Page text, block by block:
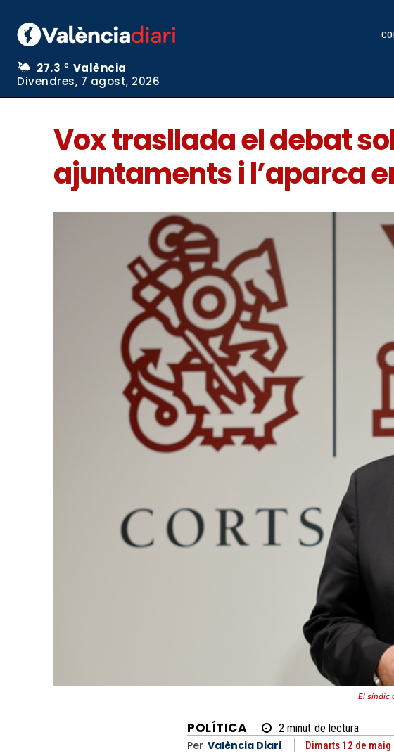
27.3 C
València
Divendres, 7 agost, 2026
Vox trasllada el debat
ajuntaments i l’aparca
El síndic
POLÍTICA 2 minut de lectura
Per València Diari Dimarts 12 de maig